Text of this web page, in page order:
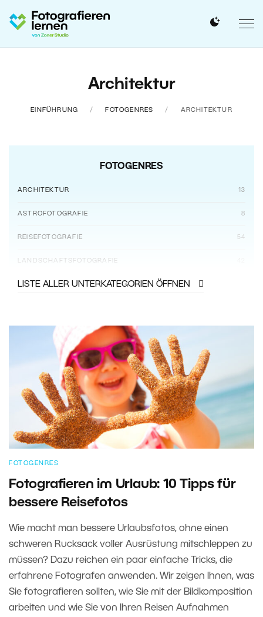
Architektur
EINFÜHRUNG FOTOGENRES ARCHITEKTUR
FOTOGENRES
ARCHITEKTUR 13
ASTROFOTOGRAFIE 8
REISEFOTOGRAFIE 54
LANDSCHAFTSFOTOGRAFIE
LISTE ALLER UNTERKATEGORIEN ÖFFNEN
FOTOGENRES
Fotografieren im Urlaub: 10 Tipps für
bessere Reisefotos
Wie macht man bessere Urlaubsfotos, ohne einen
schweren Rucksack voller Ausrüstung mitschleppen zu
müssen? Dazu reichen ein paar einfache Tricks, die
erfahrene Fotografen anwenden. Wir zeigen Ihnen, was
Sie fotografieren sollten, wie Sie mit der Bildkomposition
arbeiten und wie Sie von Ihren Reisen Aufnahmen